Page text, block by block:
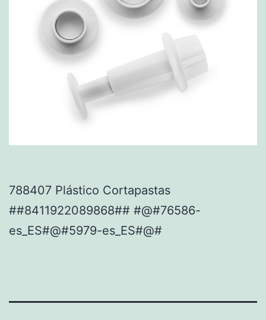
788407 Plástico Cortapastas
##8411922089868## #@#76586-
es_ES#@#5979-es_ES#@#